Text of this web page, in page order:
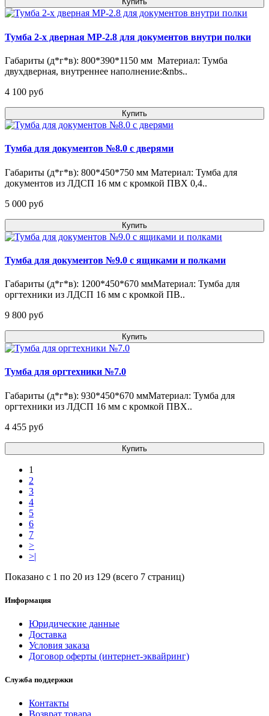
Тумба 2-х дверная МР-2.8 для документов внутри полки
Габариты (д*г*в): 800*390*1150 мм Материал: Тумба
двухдверная, внутреннее наполнение:&nbs..
4 100 pуб
Купить
Тумба для документов №8.0 с дверями
Габариты (д*г*в): 800*450*750 мм Материал: Тумба для
документов из ЛДСП 16 мм с кромкой ПВХ 0,4..
5 000 pуб
Купить
Тумба для документов №9.0 с ящиками и полками
Габариты (д*г*в): 1200*450*670 ммМатериал: Тумба для
оргтехники из ЛДСП 16 мм с кромкой ПВ..
9 800 pуб
Купить
Тумба для оргтехники №7.0
Габариты (д*г*в): 930*450*670 ммМатериал: Тумба для
оргтехники из ЛДСП 16 мм с кромкой ПВХ..
4 455 pуб
Купить
1
2
3
4
5
6
7
>
>|
Показано с 1 по 20 из 129 (всего 7 страниц)
Информация
Юридические данные
Доставка
Условия заказа
Договор оферты (интернет-эквайринг)
Служба поддержки
Контакты